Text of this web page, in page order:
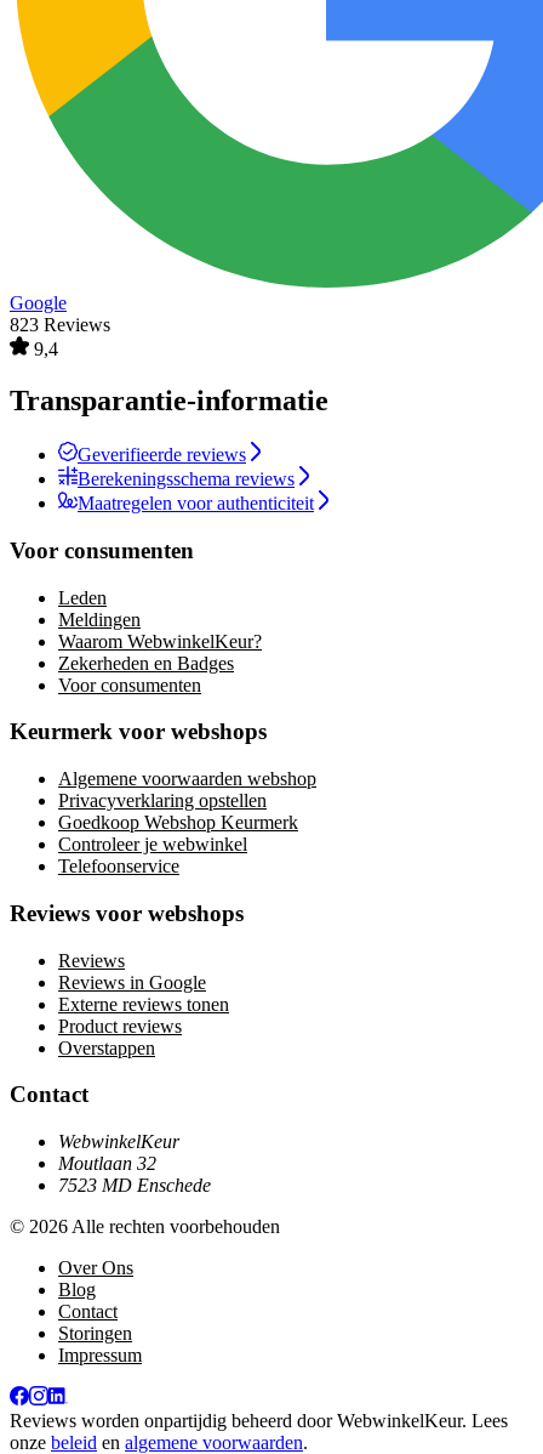
Google
823 Reviews
9,4
Transparantie-informatie
Geverifieerde reviews
Berekeningsschema reviews
Maatregelen voor authenticiteit
Voor consumenten
Leden
Meldingen
Waarom WebwinkelKeur?
Zekerheden en Badges
Voor consumenten
Keurmerk voor webshops
Algemene voorwaarden webshop
Privacyverklaring opstellen
Goedkoop Webshop Keurmerk
Controleer je webwinkel
Telefoonservice
Reviews voor webshops
Reviews
Reviews in Google
Externe reviews tonen
Product reviews
Overstappen
Contact
WebwinkelKeur
Moutlaan 32
7523 MD Enschede
© 2026 Alle rechten voorbehouden
Over Ons
Blog
Contact
Storingen
Impressum
Reviews worden onpartijdig beheerd doorWebwinkelKeur. Lees
onze beleid en algemene voorwaarden.